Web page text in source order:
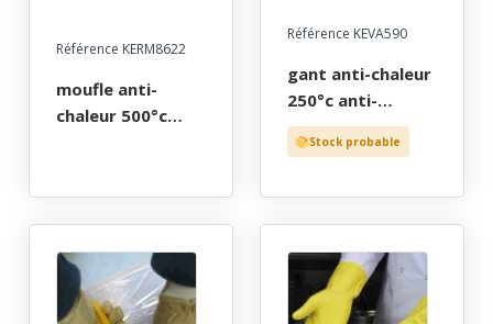
Référence KERM8622
moufle anti-
chaleur 500°c
piqure , para
amide, double
aramide,
manchette
croute naturelle,
Référence KEVA590
gant anti-chaleur
250°c anti-
coupure, long 27
cm, tl(9) et
Stock probable